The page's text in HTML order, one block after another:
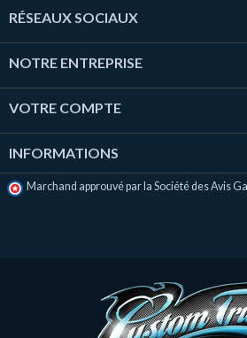
RÉSEAUX SOCIAUX
NOTRE ENTREPRISE
VOTRE COMPTE
INFORMATIONS
Marchand approuvé par la Société des Avis